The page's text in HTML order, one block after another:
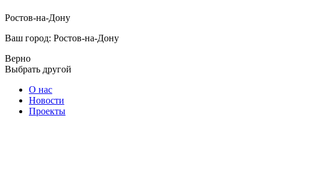
Ростов-на-Дону
Ваш город: Ростов-на-Дону
Верно
Выбрать другой
О нас
Новости
Проекты